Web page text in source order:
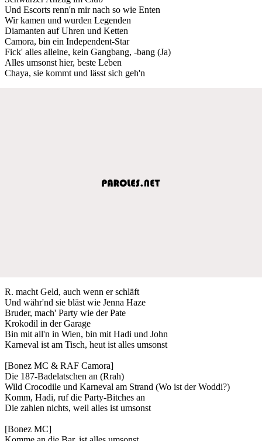
Und Escorts renn'n mir nach so wie Enten
Wir kamen und wurden Legenden
Diamanten auf Uhren und Ketten
Camora, bin ein Independent-Star
Fick' alles alleine, kein Gangbang, -bang (Ja)
Alles umsonst hier, beste Leben
Chaya, sie kommt und lässt sich geh'n
R. macht Geld, auch wenn er schläft
Und währ'nd sie bläst wie Jenna Haze
Bruder, mach' Party wie der Pate
Krokodil in der Garage
Bin mit all'n in Wien, bin mit Hadi und John
Karneval ist am Tisch, heut ist alles umsonst
[Bonez MC & RAF Camora]
Die 187-Badelatschen an (Rrah)
Wild Crocodile und Karneval am Strand (Wo ist der Woddi?)
Komm, Hadi, ruf die Party-Bitches an
Die zahlen nichts, weil alles ist umsonst
[Bonez MC]